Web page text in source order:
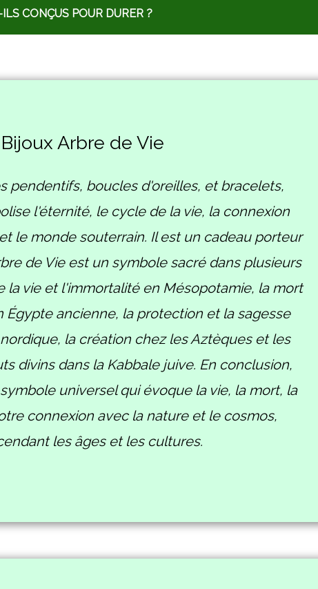
CONÇUS POUR DURER ?
Bijoux Arbre de Vie
pendentifs, boucles d'oreilles, et bracelets,
l'éternité, le cycle de la vie, la connexion
le monde souterrain. Il est un cadeau porteur
de Vie est un symbole sacré dans plusieurs
la vie et l'immortalité en Mésopotamie, la mort
Égypte ancienne, la protection et la sagesse
la création chez les Aztèques et les
divins dans la Kabbale juive. En conclusion,
universel qui évoque la vie, la mort, la
connexion avec la nature et le cosmos,
les âges et les cultures.